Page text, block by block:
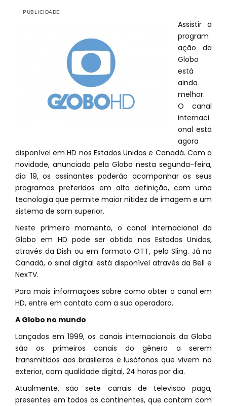
Assistir a
program
ação da
Globo
está
ainda
melhor.
O canal
internaci
onal está
agora
disponível em HD nos Estados Unidos e Canadá. Com a
novidade, anunciada pela Globo nesta segunda-feira,
dia 19, os assinantes poderão acompanhar os seus
programas preferidos em alta definição, com uma
tecnologia que permite maior nitidez de imagem e um
sistema de som superior.
Neste primeiro momento, o canal internacional da
Globo em HD pode ser obtido nos Estados Unidos,
através da Dish ou em formato OTT, pela Sling. Já no
Canadá, o sinal digital está disponível através da Bell e
NexTV.
Para mais informações sobre como obter o canal em
HD, entre em contato com a sua operadora.
A Globo no mundo
Lançados em 1999, os canais internacionais da Globo
são os primeiros canais do gênero a serem
transmitidos aos brasileiros e lusófonos que vivem no
exterior, com qualidade digital, 24 horas por dia.
Atualmente, são sete canais de televisão paga,
presentes em todos os continentes, que contam com